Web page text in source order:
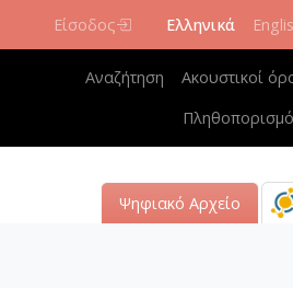
Είσοδος Ελληνικά
Κεντρική πλοήγηση
Αναζήτηση
Ακουστικοί
Ψηφιακό Αρχείο